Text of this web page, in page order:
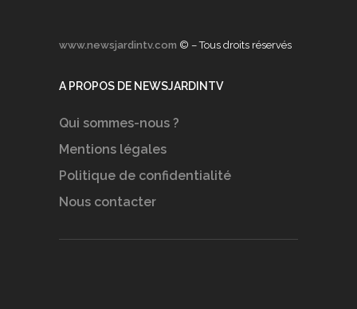
www.newsjardintv.com © – Tous droits réservés
A PROPOS DE NEWSJARDINTV
Qui sommes-nous ?
Mentions légales
Politique de confidentialité
Nous contacter